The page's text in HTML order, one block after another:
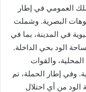
العمومي في إطار
البصرية. وشملت
في المدينة، بما في
والقوات
وفي إطار الحملة، تم
من أي احتلال